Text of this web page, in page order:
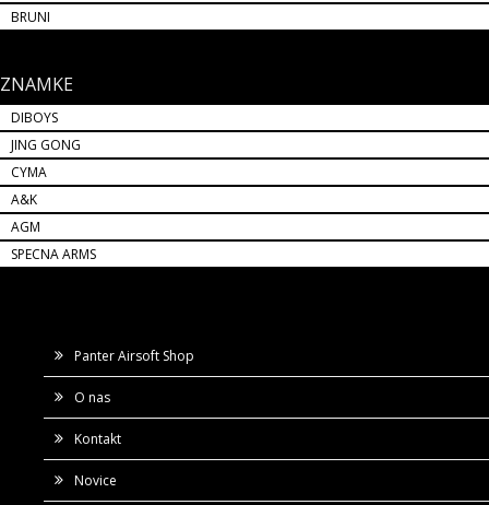
BRUNI
ZNAMKE
DIBOYS
JING GONG
CYMA
A&K
AGM
SPECNA ARMS
Panter Airsoft Shop
O nas
Kontakt
Novice